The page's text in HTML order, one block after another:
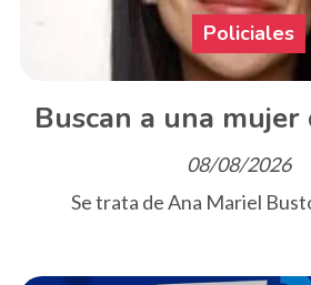
Buscan a una mujer
Policiales
08/08/2026
Se trata de Ana Mariel